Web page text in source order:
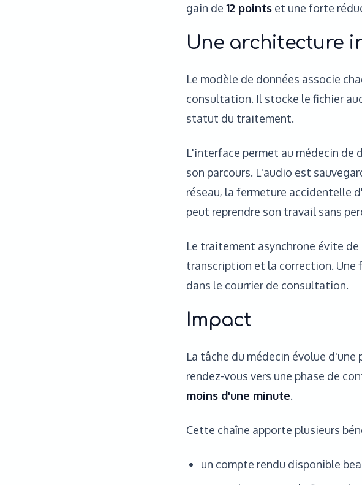
gain de 12 points et une forte
Une architecture
Le modèle de données associe
consultation. Il stocke le fichier
statut du traitement.
L'interface permet au médecin de
son parcours. L'audio est
réseau, la fermeture accidentelle
peut reprendre son travail sans
Le traitement asynchrone évite
transcription et la correction.
dans le courrier de consultation.
Impact
La tâche du médecin évolue
rendez-vous vers une phase de
moins d'une minute.
Cette chaîne apporte plusieurs
un compte rendu disponible